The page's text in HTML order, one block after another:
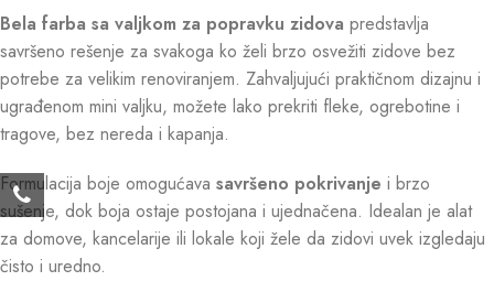
Bela farba sa valjkom za popravku zidova predstavlja
savršeno rešenje za svakoga ko želi brzo osvežiti zidove bez
potrebe za velikim renoviranjem. Zahvaljujući praktičnom dizajnu i
ugrađenom mini valjku, možete lako prekriti fleke, ogrebotine i
tragove, bez nereda i kapanja.
Formulacija boje omogućava savršeno pokrivanje i brzo
sušenje, dok boja ostaje postojana i ujednačena. Idealan je alat
za domove, kancelarije ili lokale koji žele da zidovi uvek izgledaju
čisto i uredno.